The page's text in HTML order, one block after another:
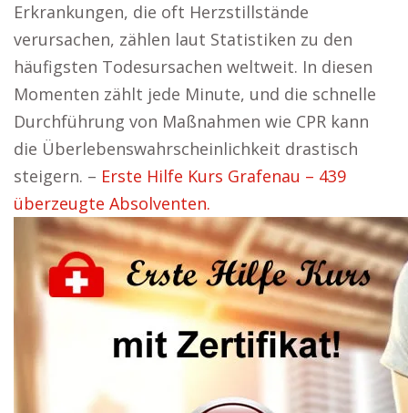
Erkrankungen, die oft Herzstillstände
verursachen, zählen laut Statistiken zu den
häufigsten Todesursachen weltweit. In diesen
Momenten zählt jede Minute, und die schnelle
Durchführung von Maßnahmen wie CPR kann
die Überlebenswahrscheinlichkeit drastisch
steigern. – Erste Hilfe Kurs Grafenau – 439
überzeugte Absolventen.